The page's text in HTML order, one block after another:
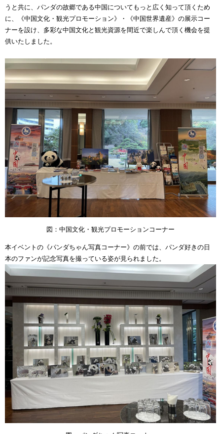
うと共に、パンダの故郷である中国についてもっと広く知って頂くため
に、《中国文化・観光プロモーション》・《中国世界遺産》の展示コー
ナーを設け、多彩な中国文化と観光資源を間近で楽しんで頂く機会を提
供いたしました。
図：中国文化・観光プロモーションコーナー
本イベントの《パンダちゃん写真コーナー》の前では、パンダ好きの日
本のファンが記念写真を撮っている姿が見られました。